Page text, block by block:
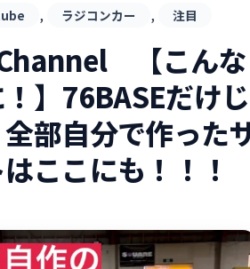
, ラジコンカー , 注目
【こんな
】76BASEだけじ
部自分で作った
ここにも！！！